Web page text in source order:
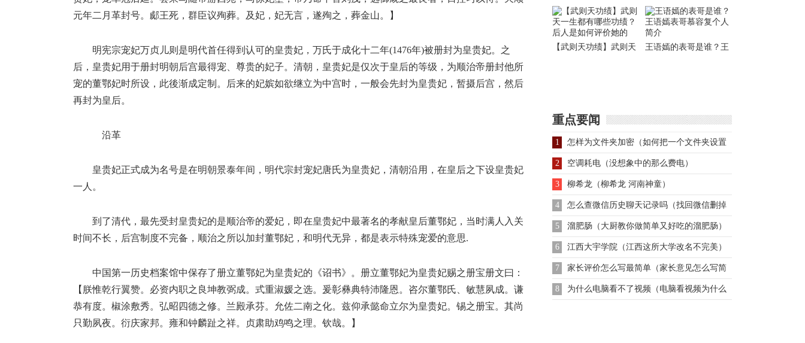
元年二月革封号。郕王死，群臣议殉葬。及妃，妃无言，遂殉之，葬金山。】
明宪宗宠妃万贞儿则是明代首任得到认可的皇贵妃，万氏于成化十二年(1476年)被册封为皇贵妃。之
后，皇贵妃用于册封明朝后宫最得宠、尊贵的妃子。清朝，皇贵妃是仅次于皇后的等级，为顺治帝册封他所
宠的董鄂妃时所设，此後渐成定制。后来的妃嫔如欲继立为中宫时，一般会先封为皇贵妃，暂摄后宫，然后
再封为皇后。
沿革
皇贵妃正式成为名号是在明朝景泰年间，明代宗封宠妃唐氏为皇贵妃，清朝沿用，在皇后之下设皇贵妃
一人。
到了清代，最先受封皇贵妃的是顺治帝的爱妃，即在皇贵妃中最著名的孝献皇后董鄂妃，当时满人入关
时间不长，后宫制度不完备，顺治之所以加封董鄂妃，和明代无异，都是表示特殊宠爱的意思.
中国第一历史档案馆中保存了册立董鄂妃为皇贵妃的《诏书》。册立董鄂妃为皇贵妃赐之册宝册文曰：
【朕惟乾行翼赞。必资内职之良坤教弼成。式重淑媛之选。爰彰彝典特沛隆恩。咨尔董鄂氏、敏慧夙成。谦
恭有度。椒涂敷秀。弘昭四德之修。兰殿承芬。允佐二南之化。兹仰承懿命立尔为皇贵妃。锡之册宝。其尚
只勤夙夜。衍庆家邦。雍和钟麟趾之祥。贞肃助鸡鸣之理。钦哉。】
【武则天功绩】武则天
王语嫣的表哥是谁？王
重点要闻
1 怎样为文件夹加密（如何把一个文件夹设置
密码）
2 空调耗电（没想象中的那么费电）
3 柳希龙（柳希龙 河南神童）
4 怎么查微信历史聊天记录吗（找回微信删掉
的聊天记录）
5 溜肥肠（大厨教你做简单又好吃的溜肥肠）
6 江西大宇学院（江西这所大学改名不完美）
7 家长评价怎么写最简单（家长意见怎么写简
单）
8 为什么电脑看不了视频（电脑看视频为什么